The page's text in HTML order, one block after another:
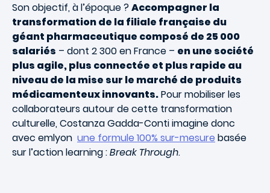
Son objectif, à l’époque ?Accompagner la
transformation de la filiale française du
géant pharmaceutique composé de 25 000
salariés – dont 2 300 en France – en une société
plus agile, plus connectée et plus rapide au
niveau de la mise sur le marché de produits
médicamenteux innovants.Pour mobiliser les
collaborateurs autour de cette transformation
culturelle, Costanza Gadda-Conti imagine donc
avec emlyon une formule 100% sur-mesure basée
sur l’action learning :Break Through.